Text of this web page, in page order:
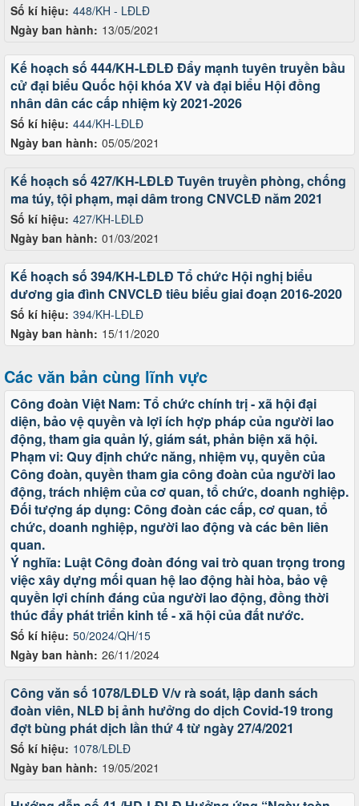
Số kí hiệu: 448/KH - LĐLĐ
Ngày ban hành: 13/05/2021
Số kí hiệu: 444/KH-LĐLĐ
Ngày ban hành: 05/05/2021
Kế hoạch số 444/KH-LĐLĐ Đẩy mạnh tuyên truyền bầu
cử đại biểu Quốc hội khóa XV và đại biểu Hội đồng
nhân dân các cấp nhiệm kỳ 2021-2026
Số kí hiệu: 427/KH-LĐLĐ
Ngày ban hành: 01/03/2021
Kế hoạch số 427/KH-LĐLĐ Tuyên truyền phòng, chống
ma túy, tội phạm, mại dâm trong CNVCLĐ năm 2021
Số kí hiệu: 394/KH-LĐLĐ
Ngày ban hành: 15/11/2020
Kế hoạch số 394/KH-LĐLĐ Tổ chức Hội nghị biểu
dương gia đình CNVCLĐ tiêu biểu giai đoạn 2016-2020
Các văn bản cùng lĩnh vực
Số kí hiệu: 50/2024/QH/15
Ngày ban hành: 26/11/2024
Công đoàn Việt Nam: Tổ chức chính trị - xã hội đại
diện, bảo vệ quyền và lợi ích hợp pháp của người lao
động, tham gia quản lý, giám sát, phản biện xã hội.
Phạm vi: Quy định chức năng, nhiệm vụ, quyền của
Công đoàn, quyền tham gia công đoàn của người lao
động, trách nhiệm của cơ quan, tổ chức, doanh nghiệp.
Đối tượng áp dụng: Công đoàn các cấp, cơ quan, tổ
chức, doanh nghiệp, người lao động và các bên liên
quan.
Ý nghĩa: Luật Công đoàn đóng vai trò quan trọng trong
việc xây dựng mối quan hệ lao động hài hòa, bảo vệ
quyền lợi chính đáng của người lao động, đồng thời
thúc đẩy phát triển kinh tế - xã hội của đất nước.
Số kí hiệu: 1078/LĐLĐ
Ngày ban hành: 19/05/2021
Công văn số 1078/LĐLĐ V/v rà soát, lập danh sách
đoàn viên, NLĐ bị ảnh hưởng do dịch Covid-19 trong
đợt bùng phát dịch lần thứ 4 từ ngày 27/4/2021